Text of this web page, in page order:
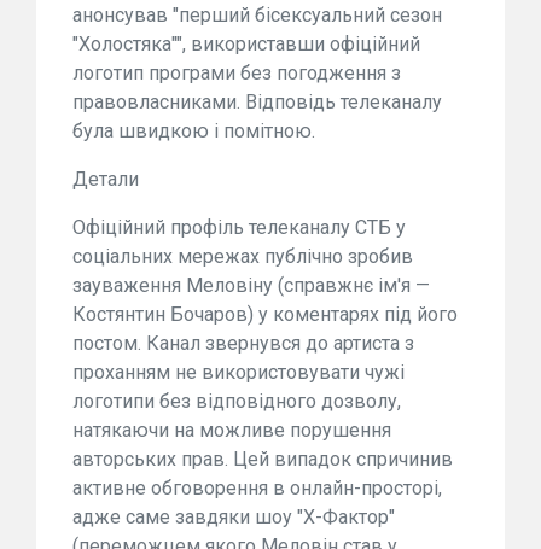
анонсував "перший бісексуальний сезон
"Холостяка"", використавши офіційний
логотип програми без погодження з
правовласниками. Відповідь телеканалу
була швидкою і помітною.
Детали
Офіційний профіль телеканалу СТБ у
соціальних мережах публічно зробив
зауваження Меловіну (справжнє ім'я —
Костянтин Бочаров) у коментарях під його
постом. Канал звернувся до артиста з
проханням не використовувати чужі
логотипи без відповідного дозволу,
натякаючи на можливе порушення
авторських прав. Цей випадок спричинив
активне обговорення в онлайн-просторі,
адже саме завдяки шоу "Х-Фактор"